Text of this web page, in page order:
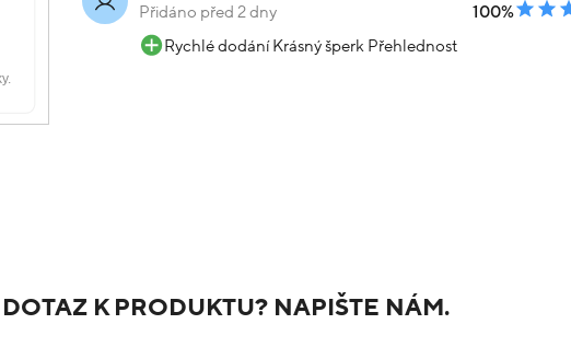
Přidáno před 2 dny
100%
Rychlé dodání Krásný šperk Přehlednost
K PRODUKTU? NAPIŠTE NÁM.